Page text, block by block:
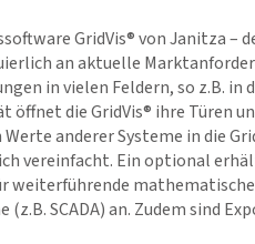
GridVis® von Janitza –
an aktuelle
in vielen Feldern, so z.B. in
öffnet dieGridVis® ihre Türen
anderer Systeme in die
vereinfacht. Ein optional
weiterführende
SCADA) an. Zudem sind